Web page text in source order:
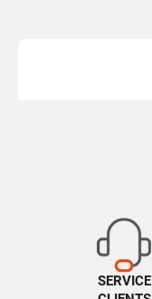
SERVICE